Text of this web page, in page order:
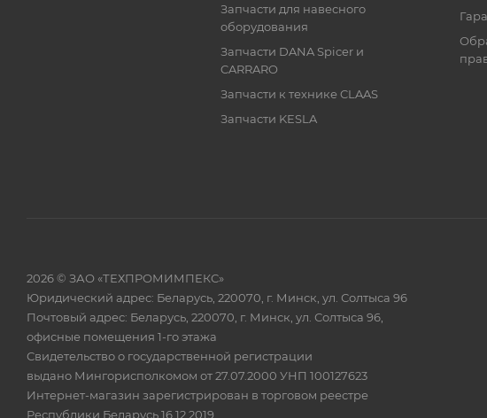
Запчасти для навесного
оборудования
Запчасти DANA Spicer и
CARRARO
Запчасти к технике CLAAS
Запчасти KESLA
2026 © ЗАО «ТЕХПРОМИМПЕКС»
Юридический адрес: Беларусь, 220070, г. Минск, ул. Солтыса 96
Почтовый адрес: Беларусь, 220070, г. Минск, ул. Солтыса 96,
офисные помещения 1-го этажа
Свидетельство о государственной регистрации
выдано Мингорисполкомом от 27.07.2000 УНП 100127623
Интернет-магазин зарегистрирован в торговом реестре
Республики Беларусь 16.12.2019